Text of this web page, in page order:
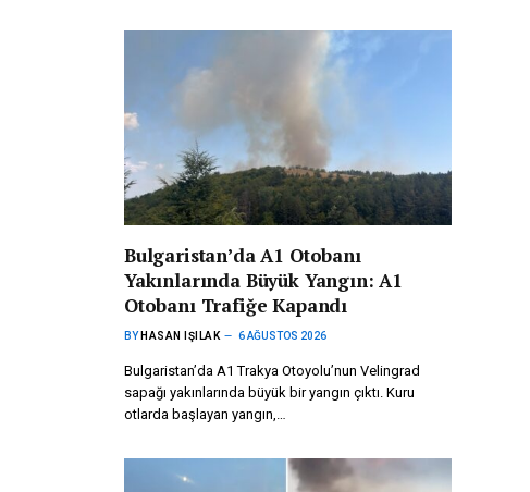
Bulgaristan’da A1 Otobanı
Yakınlarında Büyük Yangın: A1
Otobanı Trafiğe Kapandı
BY HASAN IŞILAK 6 AĞUSTOS 2026
Bulgaristan’da A1 Trakya Otoyolu’nun Velingrad
sapağı yakınlarında büyük bir yangın çıktı. Kuru
otlarda başlayan yangın,…